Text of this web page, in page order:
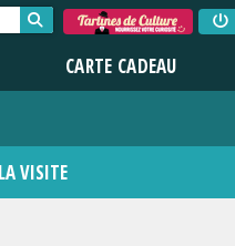
CARTE CADEAU
VISITE